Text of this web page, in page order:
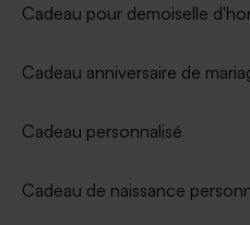
Cadeau pour demoiselle
Cadeau anniversaire de
Cadeau personnalisé
Cadeau de naissance